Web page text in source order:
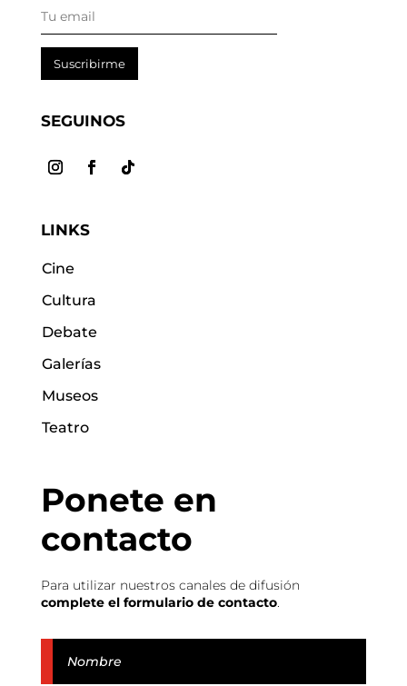
Suscribirme
SEGUINOS
LINKS
Cine
Cultura
Debate
Galerías
Museos
Teatro
Ponete en
contacto
Para utilizar nuestros canales de difusión
complete el formulario de contacto.